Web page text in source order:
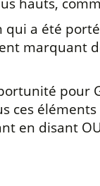
a été
marquant
ces
en disant